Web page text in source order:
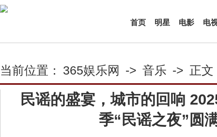
首页 明星 电影 电
当前位置： 365娱乐网 -> 音乐 -> 正文
民谣的盛宴，城市的回响
季“民谣之夜”圆